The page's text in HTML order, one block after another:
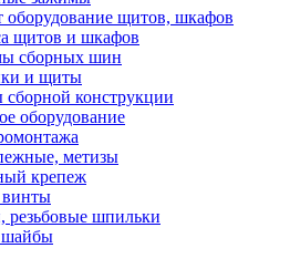
оборудование щитов, шкафов
щитов и шкафов
сборных шин
и щиты
конструкции
оборудование
метизы
крепеж
резьбовые шпильки
шайбы